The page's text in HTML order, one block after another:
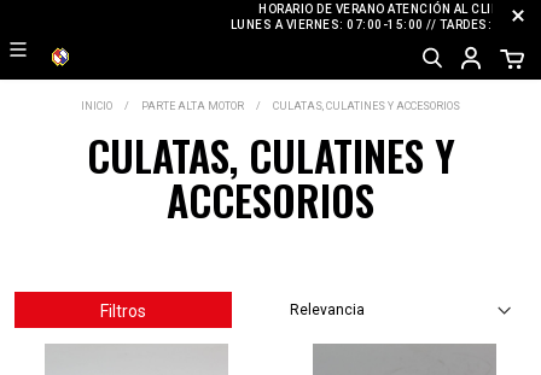
INICIO PARTE ALTA MOTOR CULATAS, CULATINES Y ACCESORIOS
CULATAS, CULATINES Y
ACCESORIOS
Filtros
HORARIO DE VERANO ATENCIÓN AL CLIENTE
LUNES A VIERNES: 07:00-15:00 // TARDES: